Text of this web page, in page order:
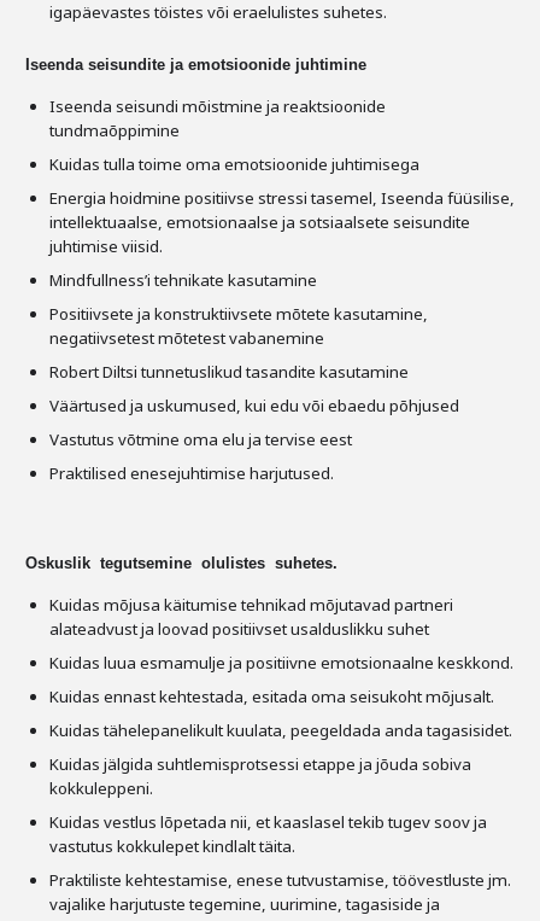
igapäevastes töistes või eraelulistes suhetes.
Iseenda seisundite ja emotsioonide juhtimine
Iseenda seisundi mõistmine ja reaktsioonide
tundmaõppimine
Kuidas tulla toime oma emotsioonide juhtimisega
Energia hoidmine positiivse stressi tasemel, Iseenda füüsilise,
intellektuaalse, emotsionaalse ja sotsiaalsete seisundite
juhtimise viisid.
Mindfullness’i tehnikate kasutamine
Positiivsete ja konstruktiivsete mõtete kasutamine,
negatiivsetest mõtetest vabanemine
Robert Diltsi tunnetuslikud tasandite kasutamine
Väärtused ja uskumused, kui edu või ebaedu põhjused
Vastutus võtmine oma elu ja tervise eest
Praktilised enesejuhtimise harjutused.
Oskuslik tegutsemine olulistes suhetes.
Kuidas mõjusa käitumise tehnikad mõjutavad partneri
alateadvust ja loovad positiivset usalduslikku suhet
Kuidas luua esmamulje ja positiivne emotsionaalne keskkond.
Kuidas ennast kehtestada, esitada oma seisukoht mõjusalt.
Kuidas tähelepanelikult kuulata, peegeldada anda tagasisidet.
Kuidas jälgida suhtlemisprotsessi etappe ja jõuda sobiva
kokkuleppeni.
Kuidas vestlus lõpetada nii, et kaaslasel tekib tugev soov ja
vastutus kokkulepet kindlalt täita.
Praktiliste kehtestamise, enese tutvustamise, töövestluste jm.
vajalike harjutuste tegemine, uurimine, tagasiside ja